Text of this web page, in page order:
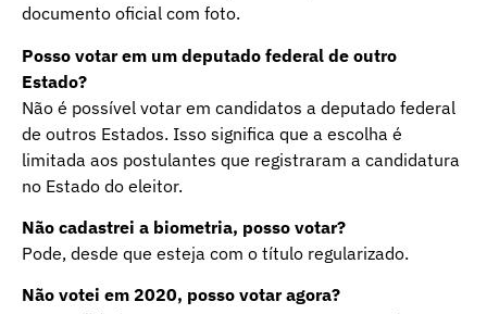
documento oficial com foto.
Posso votar em um deputado federal de outro
Estado?
Não é possível votar em candidatos a deputado federal
de outros Estados. Isso significa que a escolha é
limitada aos postulantes que registraram a candidatura
no Estado do eleitor.
Não cadastrei a biometria, posso votar?
Pode, desde que esteja com o título regularizado.
Não votei em 2020, posso votar agora?